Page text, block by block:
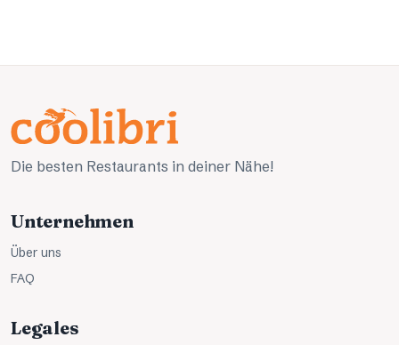
Die besten Restaurants in deiner Nähe!
Unternehmen
Über uns
FAQ
Legales